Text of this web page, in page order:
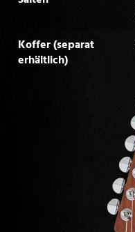
Koffer (separat
erhältlich)